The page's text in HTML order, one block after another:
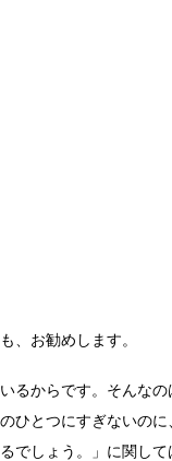
、お勧めします。
るからです。そんな
ひとつにすぎないの
でしょう。」に関し